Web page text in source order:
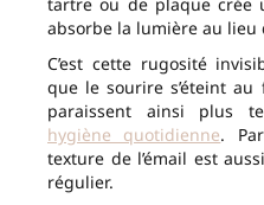
tartre ou de plaque crée
absorbe la lumière au lieu
C’est cette rugosité
que le sourire s’éteint
paraissent ainsi plus
hygiène quotidienne.
texture de l’émail est
régulier.